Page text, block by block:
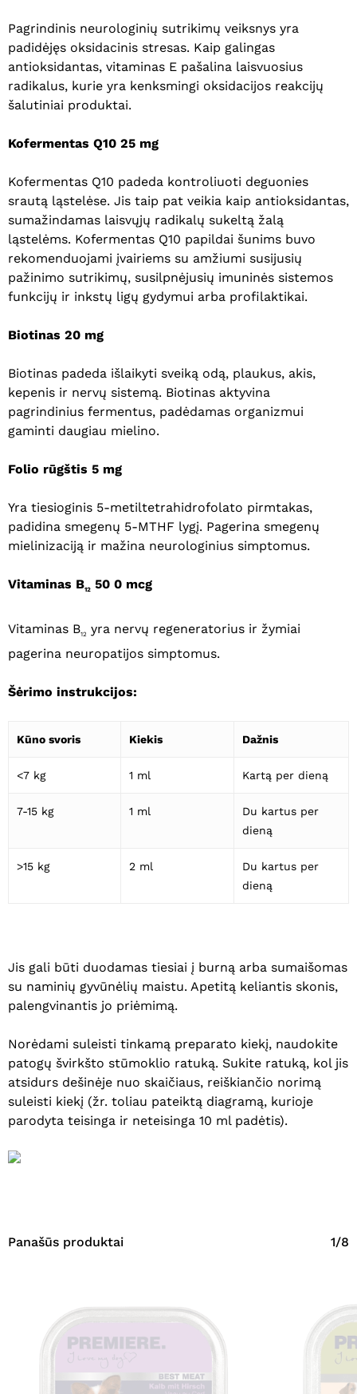
Krepšelyje nėra produktų.
Eiti Į Parduotuvę
Pagrindinis neurologinių sutrikimų veiksnys yra
padidėjęs oksidacinis stresas. Kaip galingas
antioksidantas, vitaminas E pašalina laisvuosius
radikalus, kurie yra kenksmingi oksidacijos reakcijų
šalutiniai produktai.
Kofermentas Q10 25 mg
Kofermentas Q10 padeda kontroliuoti deguonies
srautą ląstelėse. Jis taip pat veikia kaip antioksidantas,
sumažindamas laisvųjų radikalų sukeltą žalą
ląstelėms. Kofermentas Q10 papildai šunims buvo
rekomenduojami įvairiems su amžiumi susijusių
pažinimo sutrikimų, susilpnėjusių imuninės sistemos
funkcijų ir inkstų ligų gydymui arba profilaktikai.
Biotinas 20 mg
Biotinas padeda išlaikyti sveiką odą, plaukus, akis,
kepenis ir nervų sistemą. Biotinas aktyvina
pagrindinius fermentus, padėdamas organizmui
gaminti daugiau mielino.
Folio rūgštis 5 mg
Yra tiesioginis 5-metiltetrahidrofolato pirmtakas,
padidina smegenų 5-MTHF lygį. Pagerina smegenų
mielinizaciją ir mažina neurologinius simptomus.
Vitaminas B12 50 0 mcg
Vitaminas B12
yra nervų regeneratorius ir žymiai
pagerina neuropatijos simptomus.
Šėrimo instrukcijos:
Kūno svoris Kiekis Dažnis
<7 kg 1 ml Kartą per dieną
7-15 kg 1 ml
Du kartus per
dieną
>15 kg 2 ml
Du kartus per
dieną
Jis gali būti duodamas tiesiai į burną arba sumaišomas
su naminių gyvūnėlių maistu. Apetitą keliantis skonis,
palengvinantis jo priėmimą.
Norėdami suleisti tinkamą preparato kiekį, naudokite
patogų švirkšto stūmoklio ratuką. Sukite ratuką, kol jis
atsidurs dešinėje nuo skaičiaus, reiškiančio norimą
suleisti kiekį (žr. toliau pateiktą diagramą, kurioje
parodyta teisinga ir neteisinga 10 ml padėtis).
Panašūs produktai 1/8